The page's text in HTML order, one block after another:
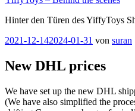
Hinter den Türen des YiffyToys
Veröffentlicht
2021-12-142024-01-31 von suran
New DHL prices
We have set up the new DHL
(We have also simplified the